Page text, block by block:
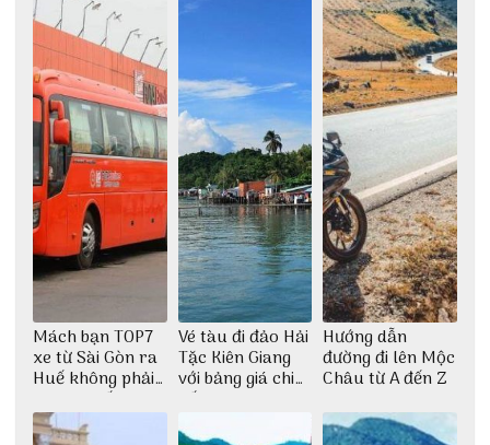
Mách bạn TOP7
xe từ Sài Gòn ra
Huế không phải
ai cũng biết
Vé tàu đi đảo Hải
Tặc Kiên Giang
với bảng giá chi
tiết
Hướng dẫn
đường đi lên Mộc
Châu từ A đến Z